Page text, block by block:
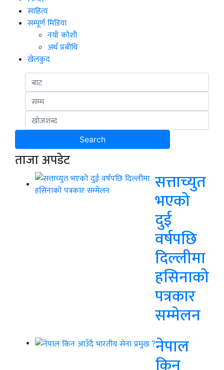
साहित्य
सम्पूर्ण मिडिया
नयाँ कोशी
अर्थ प्रबीधि
खेलकुद
ताजा अपडेट
सत्ताच्युत
भएको
दुई
वर्षपछि
दिल्लीमा
हसिनाको
पत्रकार
सम्मेलन
नेपाल
किन